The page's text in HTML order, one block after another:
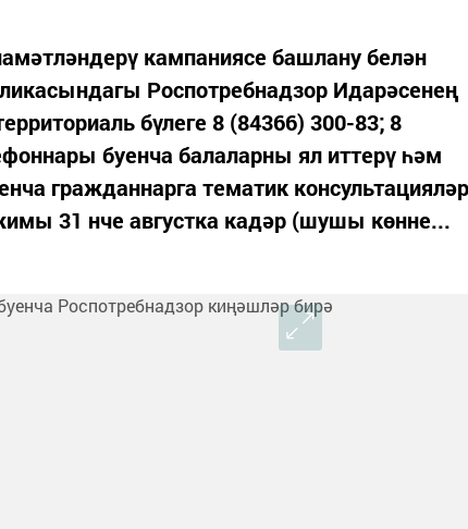
кампаниясе башлану белән
Роспотребнадзор Идарәсенең
бүлеге 8 (84366) 300-83; 8
буенча балаларны ял иттерү һәм
гражданнарга тематик консультацияләр
31 нче августка кадәр (шушы көнне...